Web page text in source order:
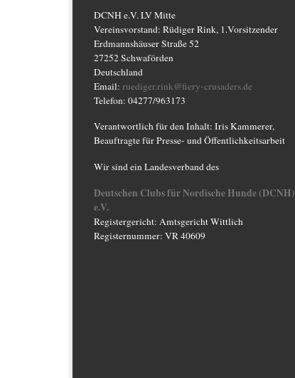
DCNH e.V. LV Mitte
Vereinsvorstand: Rüdiger Rink, 1.Vorsitzender
Erdmannshäuser Straße 52
27252 Schwaförden
Deutschland
Email: ruediger.rink@fiery-crusaders.de
Telefon: 04277/963173
Verantwortlich für den Inhalt: Iris Kammerer,
Beauftragte für Presse- und Öffentlichkeitsarbeit
Wir sind ein Landesverband des
Deutschen Clubs für Nordische Hunde (DCNH)
e.V.
Registergericht: Amtsgericht Wittlich
Registernummer: VR 40609